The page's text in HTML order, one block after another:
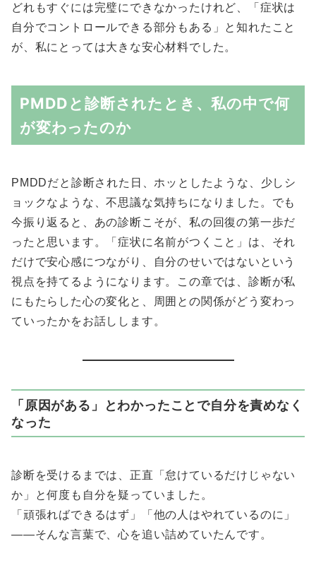
どれもすぐには完璧にできなかったけれど、「症状は
自分でコントロールできる部分もある」と知れたこと
が、私にとっては大きな安心材料でした。
PMDDと診断されたとき、私の中で何
が変わったのか
PMDDだと診断された日、ホッとしたような、少しシ
ョックなような、不思議な気持ちになりました。でも
今振り返ると、あの診断こそが、私の回復の第一歩だ
ったと思います。「症状に名前がつくこと」は、それ
だけで安心感につながり、自分のせいではないという
視点を持てるようになります。この章では、診断が私
にもたらした心の変化と、周囲との関係がどう変わっ
ていったかをお話しします。
「原因がある」とわかったことで自分を責めなく
なった
診断を受けるまでは、正直「怠けているだけじゃない
か」と何度も自分を疑っていました。
「頑張ればできるはず」「他の人はやれているのに」
――そんな言葉で、心を追い詰めていたんです。